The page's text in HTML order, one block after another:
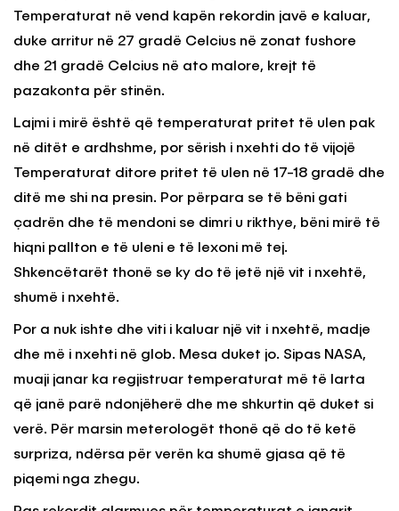
Temperaturat në vend kapën rekordin javë e kaluar,
duke arritur në 27 gradë Celcius në zonat fushore
dhe 21 gradë Celcius në ato malore, krejt të
pazakonta për stinën.
Lajmi i mirë është që temperaturat pritet të ulen pak
në ditët e ardhshme, por sërish i nxehti do të vijojë
Temperaturat ditore pritet të ulen në 17-18 gradë dhe
ditë me shi na presin. Por përpara se të bëni gati
çadrën dhe të mendoni se dimri u rikthye, bëni mirë të
hiqni pallton e të uleni e të lexoni më tej.
Shkencëtarët thonë se ky do të jetë një vit i nxehtë,
shumë i nxehtë.
Por a nuk ishte dhe viti i kaluar një vit i nxehtë, madje
dhe më i nxehti në glob. Mesa duket jo. Sipas NASA,
muaji janar ka regjistruar temperaturat më të larta
që janë parë ndonjëherë dhe me shkurtin që duket si
verë. Për marsin meterologët thonë që do të ketë
surpriza, ndërsa për verën ka shumë gjasa që të
piqemi nga zhegu.